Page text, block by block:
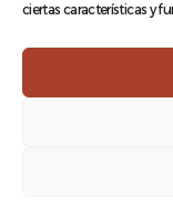
ciertas características y